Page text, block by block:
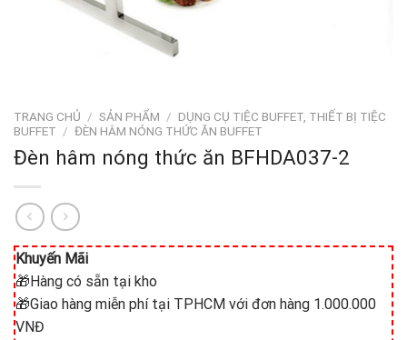
TRANG CHỦ / SẢN PHẨM / DỤNG CỤ TIỆC BUFFET, THIẾT BỊ TIỆC
BUFFET / ĐÈN HÂM NÓNG THỨC ĂN BUFFET
Đèn hâm nóng thức ăn BFHDA037-2
Khuyến Mãi
🎁Hàng có sẵn tại kho
🎁Giao hàng miễn phí tại TPHCM với đơn hàng 1.000.000
VNĐ